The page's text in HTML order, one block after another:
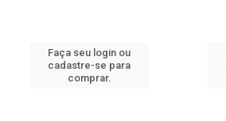
Faça seu login ou
cadastre-se para
comprar.